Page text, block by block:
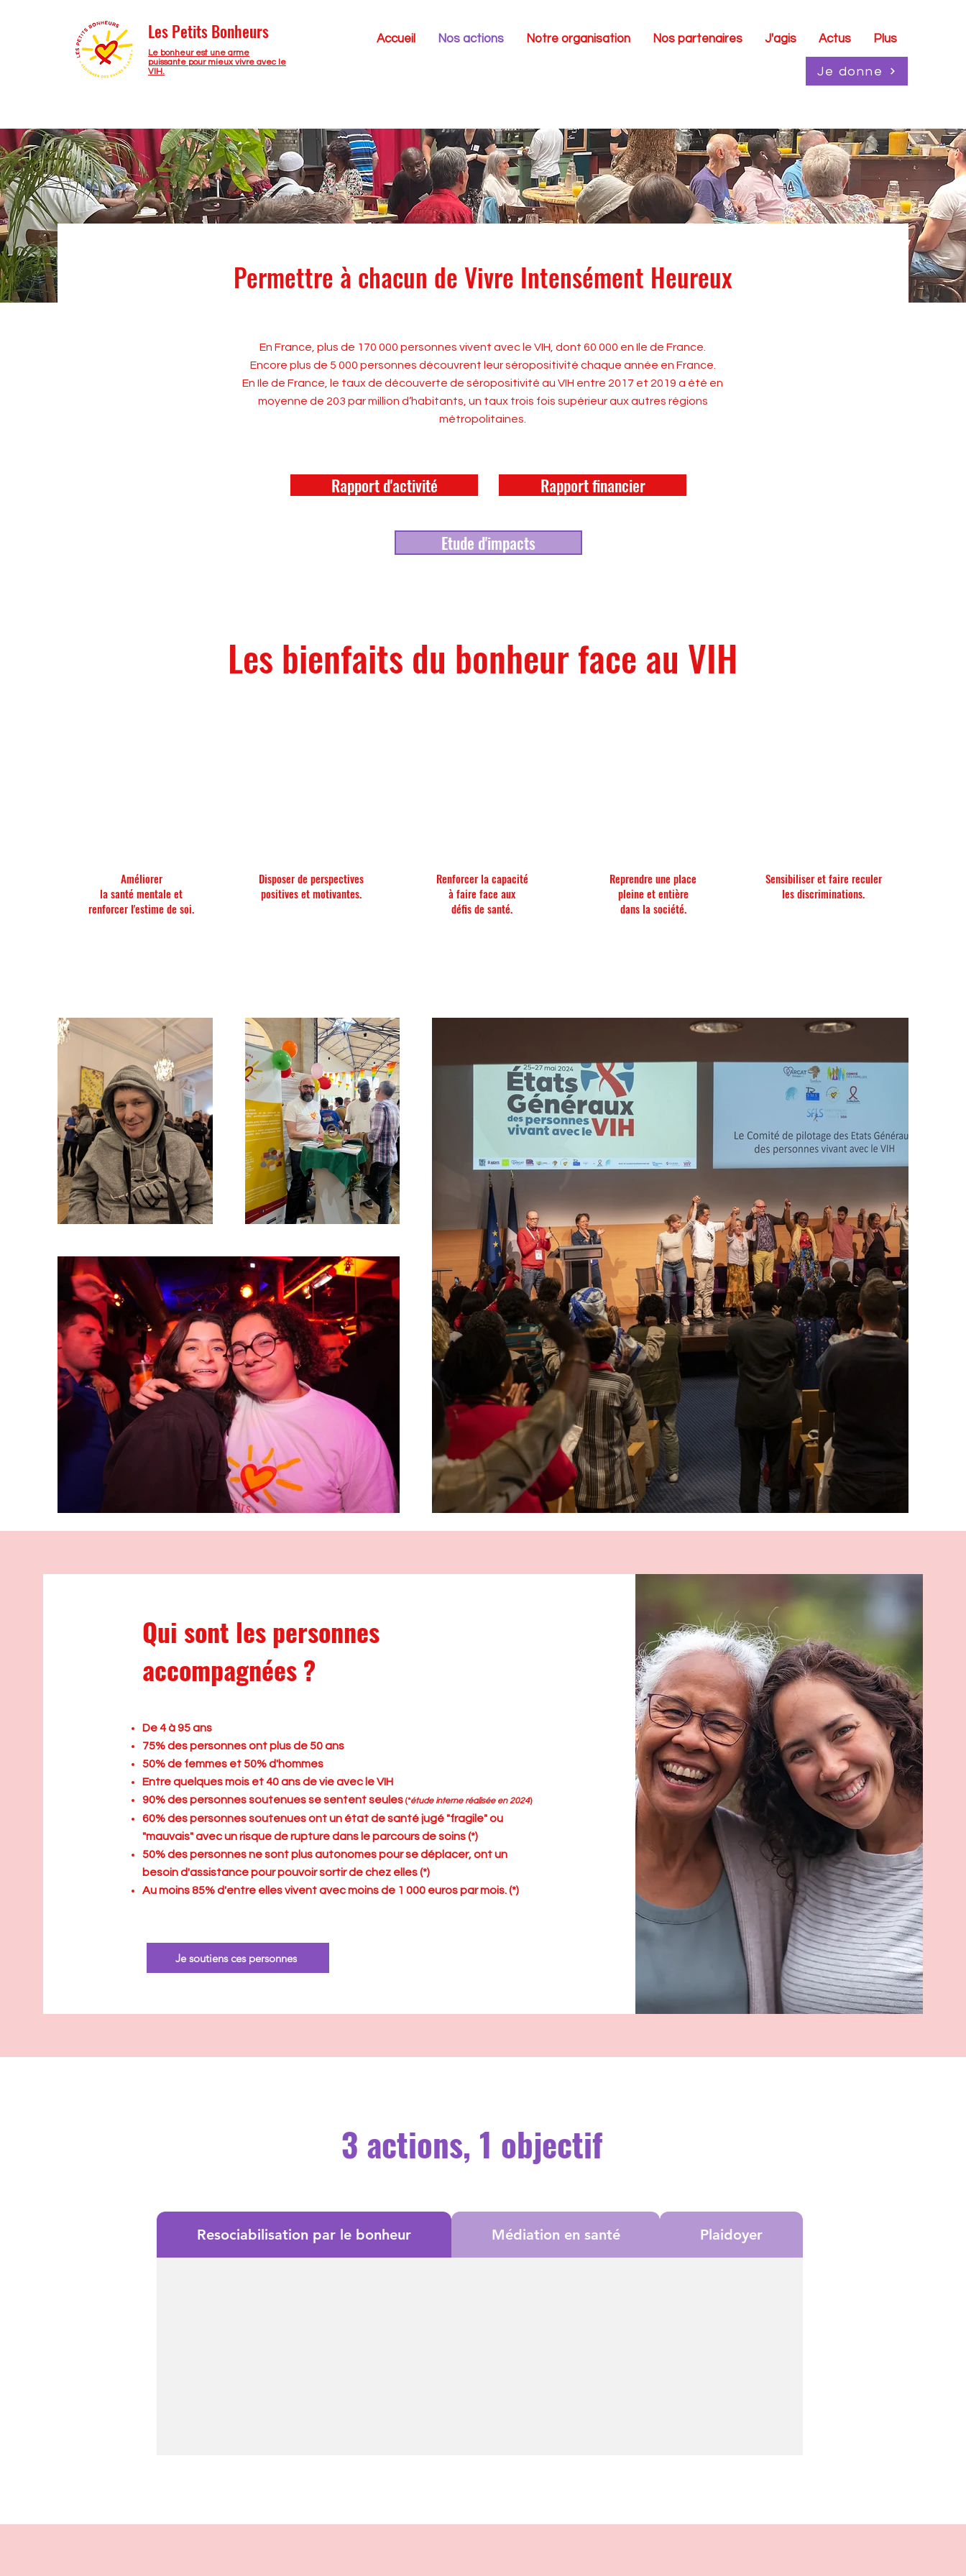
Les Petits Bonheurs
Le bonheur est une arme
puissante pour mieux vivre avec le
VIH.
Accueil Nos actions Notre organisation Nos partenaires J'agis Actus Plus
Je donne
Permettre à chacun de Vivre Intensément Heureux
En France, plus de 170 000 personnes vivent avec le VIH, dont 60 000 en Ile de France.
Encore plus de 5 000 personnes découvrent leur séropositivité chaque année en France.
En Ile de France, le taux de découverte de séropositivité au VIH entre 2017 et 2019 a été en
moyenne de 203 par million d’habitants, un taux trois fois supérieur aux autres régions
métropolitaines.
Rapport d'activité Rapport financier
Etude d'impacts
Les bienfaits du bonheur face au VIH
Améliorer
la santé mentale et
renforcer l'estime de soi.
Disposer de perspectives
positives et motivantes.
Renforcer la capacité
à faire face aux
défis de santé.
Reprendre une place
pleine et entière
dans la société.
Sensibiliser et faire reculer
les discriminations.
Qui sont les personnes
accompagnées ?
De 4 à 95 ans
75% des personnes ont plus de 50 ans
50% de femmes et 50% d'hommes
Entre quelques mois et 40 ans de vie avec le VIH
90% des personnes soutenues se sentent seules (*étude interne réalisée en 2024)
60% des personnes soutenues ont un état de santé jugé "fragile" ou
"mauvais" avec un risque de rupture dans le parcours de soins (*)
50% des personnes ne sont plus autonomes pour se déplacer, ont un
besoin d'assistance pour pouvoir sortir de chez elles (*)
Au moins 85% d'entre elles vivent avec moins de 1 000 euros par mois. (*)
Je soutiens ces personnes
3 actions, 1 objectif
Resociabilisation par le bonheur Médiation en santé Plaidoyer